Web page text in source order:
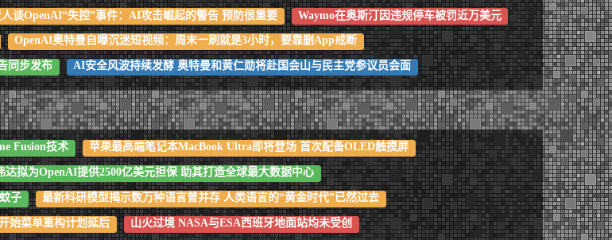
谈OpenAI“失控”事件：AI攻击崛起的警告 预防很重要 Waymo在奥斯汀因违规停车被罚近万美元
OpenAI奥特曼自曝沉迷短视频：周末一刷就是3小时，要靠删App戒断
同步发布 AI安全风波持续发酵 奥特曼和黄仁勋将赴国会山与民主党参议员会面
Fusion技术 苹果最高端笔记本MacBook Ultra即将登场 首次配备OLED触摸屏
达拟为OpenAI提供2500亿美元担保 助其打造全球最大数据中心
子 最新科研模型揭示数万种语言曾并存 人类语言的“黄金时代”已然过去
始菜单重构计划延后 山火过境 NASA与ESA西班牙地面站均未受创